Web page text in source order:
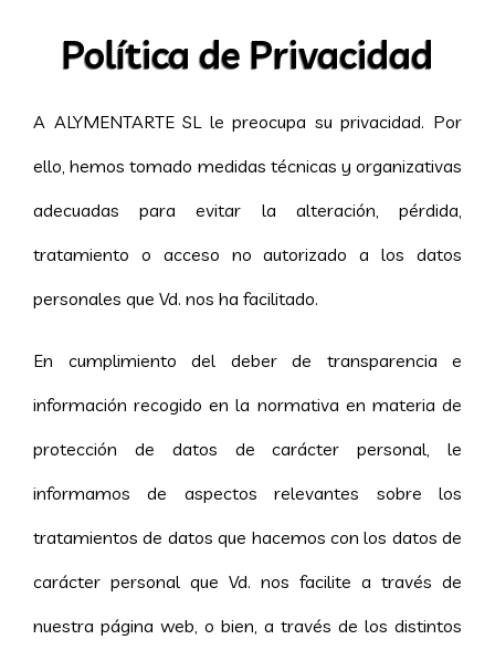
Política de Privacidad
A ALYMENTARTE SL le preocupa su privacidad. Por
ello, hemos tomado medidas técnicas y organizativas
adecuadas para evitar la alteración, pérdida,
tratamiento o acceso no autorizado a los datos
personales que Vd. nos ha facilitado.
En cumplimiento del deber de transparencia e
información recogido en la normativa en materia de
protección de datos de carácter personal, le
informamos de aspectos relevantes sobre los
tratamientos de datos que hacemos con los datos de
carácter personal que Vd. nos facilite a través de
nuestra página web, o bien, a través de los distintos